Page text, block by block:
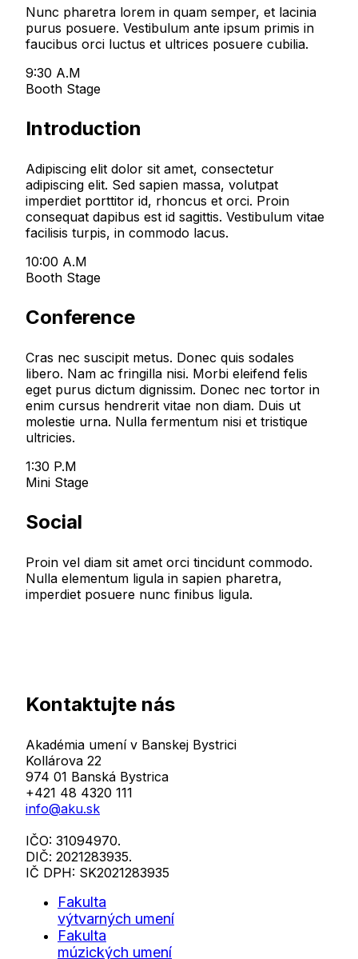
Nunc pharetra lorem in quam semper, et lacinia
purus posuere. Vestibulum ante ipsum primis in
faucibus orci luctus et ultrices posuere cubilia.
9:30 A.M
Booth Stage
Introduction
Adipiscing elit dolor sit amet, consectetur
adipiscing elit. Sed sapien massa, volutpat
imperdiet porttitor id, rhoncus et orci. Proin
consequat dapibus est id sagittis. Vestibulum vitae
facilisis turpis, in commodo lacus.
10:00 A.M
Booth Stage
Conference
Cras nec suscipit metus. Donec quis sodales
libero. Nam ac fringilla nisi. Morbi eleifend felis
eget purus dictum dignissim. Donec nec tortor in
enim cursus hendrerit vitae non diam. Duis ut
molestie urna. Nulla fermentum nisi et tristique
ultricies.
1:30 P.M
Mini Stage
Social
Proin vel diam sit amet orci tincidunt commodo.
Nulla elementum ligula in sapien pharetra,
imperdiet posuere nunc finibus ligula.
Kontaktujte nás
Akadémia umení v Banskej Bystrici
Kollárova 22
974 01 Banská Bystrica
+421 48 4320 111
info@aku.sk
IČO: 31094970.
DIČ: 2021283935.
IČ DPH: SK2021283935
Fakulta
výtvarných umení
Fakulta
múzických umení